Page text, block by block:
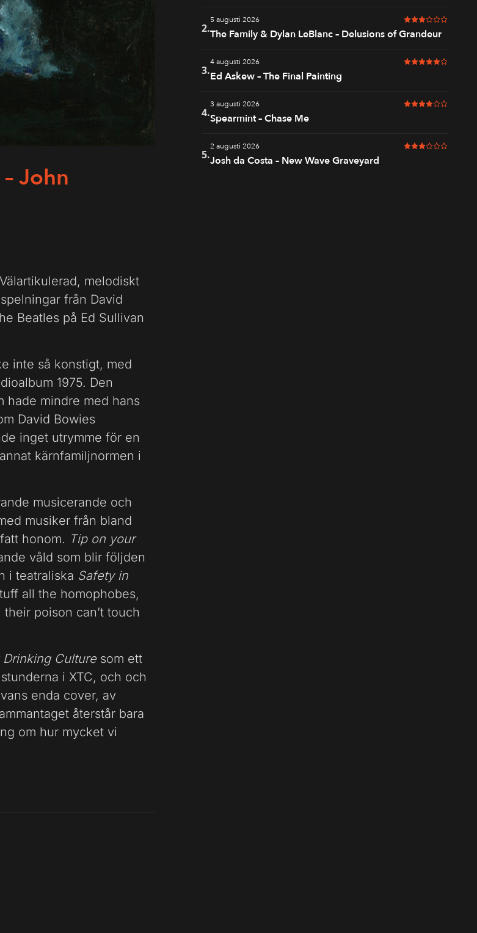
John
melodiskt
från David
Beatles på Ed Sullivan
inte så konstigt, med
1975. Den
hade mindre med hans
David Bowies
inget utrymme för en
kärnfamiljnormen i
musicerande och
musiker från bland
honom. Tip on your
våld som blir följden
i teatraliska Safety in
all the homophobes,
poison can’t touch
Drinking Culturesom ett
i XTC, och och
enda cover, av
återstår bara
om hur mycket vi
2.
5 augusti 2026 3 av 6 i betyg
The Family & Dylan LeBlanc – Delusions of Grandeur
3.
4 augusti 2026 5 av 6 i betyg
Ed Askew – The Final Painting
4.
3 augusti 2026 4 av 6 i betyg
Spearmint – Chase Me
5.
2 augusti 2026 3 av 6 i betyg
Josh da Costa – New Wave Graveyard